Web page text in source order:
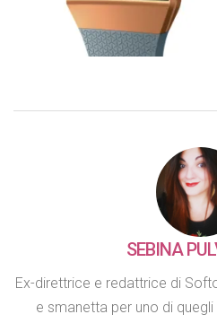
SEBINA
Ex-direttrice e redattrice di
e smanetta per uno di